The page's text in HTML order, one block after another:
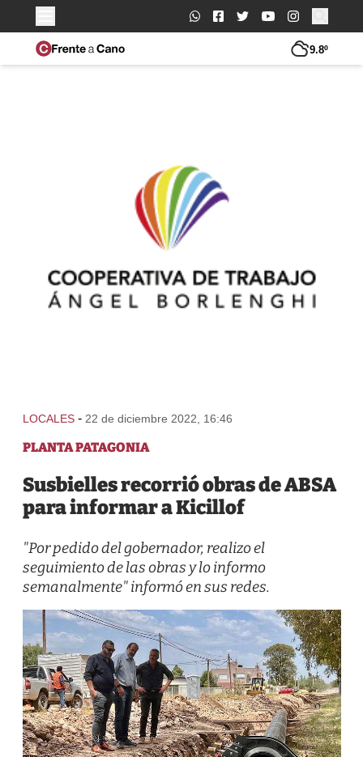
Buscar:
9.8º
LOCALES - 22 de diciembre 2022, 16:46
PLANTA PATAGONIA
Susbielles recorrió obras de ABSA
para informar a Kicillof
"Por pedido del gobernador, realizo el
seguimiento de las obras y lo informo
semanalmente" informó en sus redes.